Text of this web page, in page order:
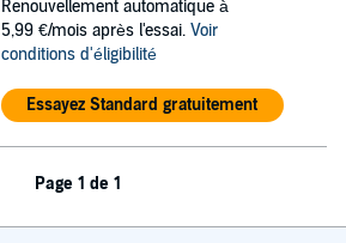
Renouvellement automatique à
5,99 €/mois après l'essai. Voir
conditions d'éligibilité
Essayez Standard gratuitement
Page 1 de 1